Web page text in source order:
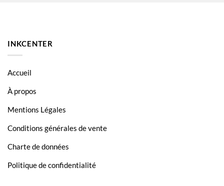
Stylus BX-306FW
Stylus SX-230
Stylus SX-430W
Stylus SX-438W
INKCENTER
Accueil
À propos
Mentions Légales
Conditions générales de vente
Charte de données
Politique de confidentialité